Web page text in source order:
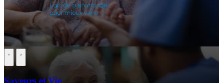
Saveurs et Vie